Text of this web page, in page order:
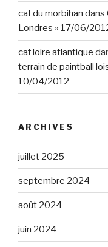
caf du morbihan dans
Londres » 17/06/
caf loire atlantique
terrain de paintball
10/04/2012
ARCHIVES
juillet 2025
septembre 2024
août 2024
juin 2024